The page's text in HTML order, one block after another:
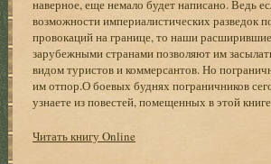
наверное, еще немало будет написано. Ведь
возможности империалистических разведок
провокаций на границе, то наши
зарубежными странами позволяют им
видом туристов и коммерсантов. Но
им отпор.О боевых буднях пограничников
узнаете из повестей, помещенных в этой
Читать книгу Online